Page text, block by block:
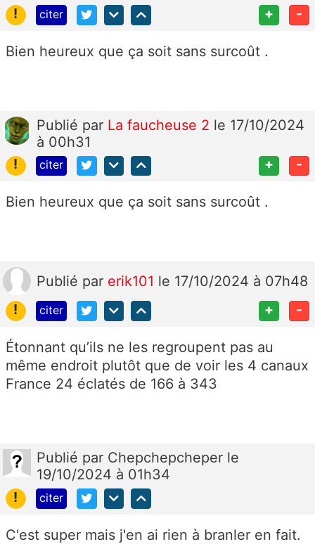
!
citer + -
Bien heureux que ça soit sans surcoût .
Publié par La faucheuse 2 le 17/10/2024
à 00h31
!
citer + -
Bien heureux que ça soit sans surcoût .
Publié par erik101 le 17/10/2024 à 07h48
!
citer + -
Étonnant qu’ils ne les regroupent pas au
même endroit plutôt que de voir les 4 canaux
France 24 éclatés de 166 à 343
Publié par Chepchepcheper le
19/10/2024 à 01h34
!
citer
C'est super mais j'en ai rien à branler en fait.